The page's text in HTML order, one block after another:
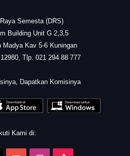
Semesta (DRS)
Building Unit G 2,3,5
Madya Kav 5-6 Kuningan
Tlp. 021 294 88 777
Dapatkan Komisinya
Ikuti Kami di: